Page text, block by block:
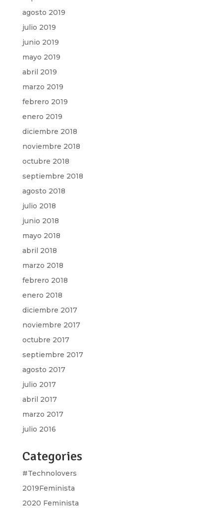
agosto 2019
julio 2019
junio 2019
mayo 2019
abril 2019
marzo 2019
febrero 2019
enero 2019
diciembre 2018
noviembre 2018
octubre 2018
septiembre 2018
agosto 2018
julio 2018
junio 2018
mayo 2018
abril 2018
marzo 2018
febrero 2018
enero 2018
diciembre 2017
noviembre 2017
octubre 2017
septiembre 2017
agosto 2017
julio 2017
abril 2017
marzo 2017
julio 2016
Categories
#Technolovers
2019Feminista
2020 Feminista